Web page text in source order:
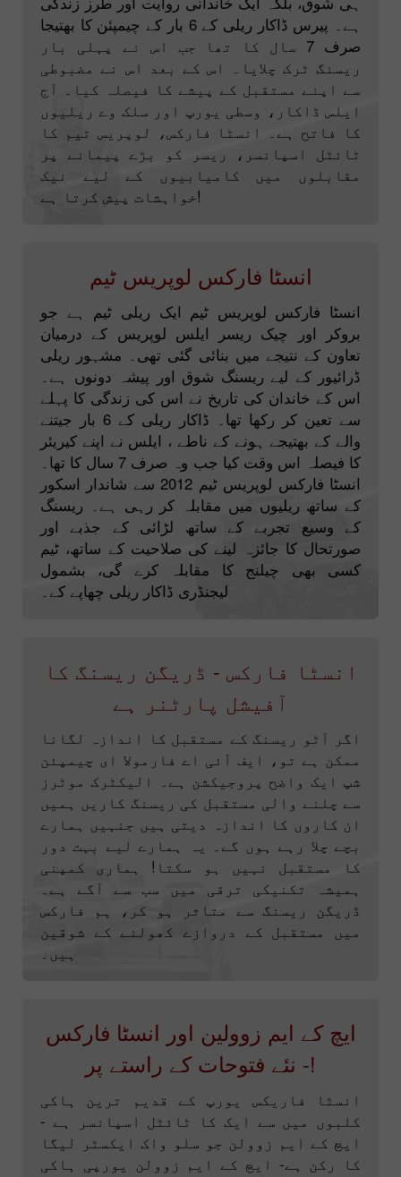
ہے۔ پیرس ڈاکار ریلی کے 6 بار کے چیمپئن کا بھتیجا
صرف 7 سال کا تھا جب اس نے پہلی بار
ریسنگ ٹرک چلایا۔ اس کے بعد اس نے مضبوطی
سے اپنے مستقبل کے پیشے کا فیصلہ کیا۔ آج
ایلس ڈاکار، وسطی یورپ اور سلک وے ریلیوں
کا فاتح ہے۔ انسٹا فارکس، لوپریس ٹیم کا
ٹائٹل اسپانسر، ریسر کو بڑے پیمانے پر
مقابلوں میں کامیابیوں کے لیے نیک
خواہشات پیش کرتا ہے!
انسٹا فارکس لوپریس ٹیم
انسٹا فارکس لوپریس ٹیم ایک ریلی ٹیم ہے جو
بروکر اور چیک ریسر ایلس لوپریس کے درمیان
تعاون کے نتیجے میں بنائی گئی تھی۔ مشہور ریلی
ڈرائیور کے لیے ریسنگ شوق اور پیشہ دونوں ہے۔
اس کے خاندان کی تاریخ نے اس کی زندگی کا پہلے
سے تعین کر رکھا تھا۔ ڈاکار ریلی کے 6 بار جیتنے
والے کے بھتیجے ہونے کے ناطے ، ایلس نے اپنے کیریئر
کا فیصلہ اس وقت کیا جب وہ صرف 7 سال کا تھا۔
انسٹا فارکس لوپریس ٹیم 2012 سے شاندار اسکور
کے ساتھ ریلیوں میں مقابلہ کر رہی ہے۔ ریسنگ
کے وسیع تجربے کے ساتھ لڑائی کے جذبے اور
صورتحال کا جائزہ لینے کی صلاحیت کے ساتھ، ٹیم
کسی بھی چیلنج کا مقابلہ کرے گی، بشمول
لیجنڈری ڈاکار ریلی چھاپے کے۔
انسٹا فارکس - ڈریگن ریسنگ کا
آفیشل پارٹنر ہے
اگر آٹو ریسنگ کے مستقبل کا اندازہ لگانا
ممکن ہے تو، ایف آئی اے فارمولا ای چیمپئن
شپ ایک واضح پروجیکشن ہے۔ الیکٹرک موٹرز
سے چلنے والی مستقبل کی ریسنگ کاریں ہمیں
ان کاروں کا اندازہ دیتی ہیں جنہیں ہمارے
بچے چلا رہے ہوں گے۔ یہ ہمارے لیے بہت دور
کا مستقبل نہیں ہو سکتا! ہماری کمپنی
ہمیشہ تکنیکی ترقی میں سب سے آگے ہے۔
ڈریگن ریسنگ سے متاثر ہو کر، ہم فارکس
میں مستقبل کے دروازے کھولنے کے شوقین
ہیں۔
ایچ کے ایم زوولین اور انسٹا فارکس
- نئے فتوحات کے راستے پر!
انسٹا فاریکس یورپ کے قدیم ترین ہاکی
کلبوں میں سے ایک کا ٹائٹل اسپانسر ہے -
ایچ کے ایم زوولن جو سلو واک ایکسٹر لیگا
کا رکن ہے- ایچ کے ایم زوولن یورپی ہاکی